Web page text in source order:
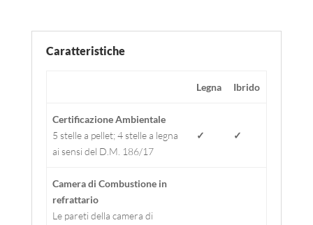
Caratteristiche
Legna Ibrido
Certificazione Ambientale
5 stelle a pellet; 4 stelle a legna
ai sensi del D.M. 186/17
✓ ✓
Camera di Combustione in
refrattario
Le pareti della camera di